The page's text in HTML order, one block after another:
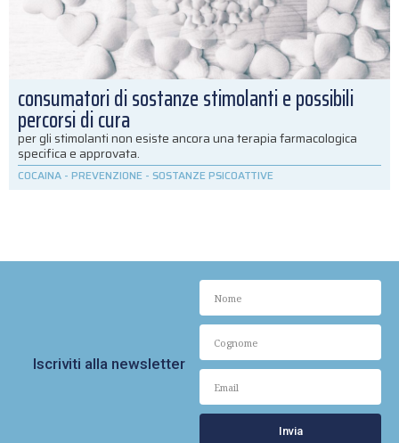
consumatori di sostanze stimolanti e possibili
percorsi di cura
per gli stimolanti non esiste ancora una terapia farmacologica
specifica e approvata.
COCAINA - PREVENZIONE - SOSTANZE PSICOATTIVE
Iscriviti alla newsletter
Invia